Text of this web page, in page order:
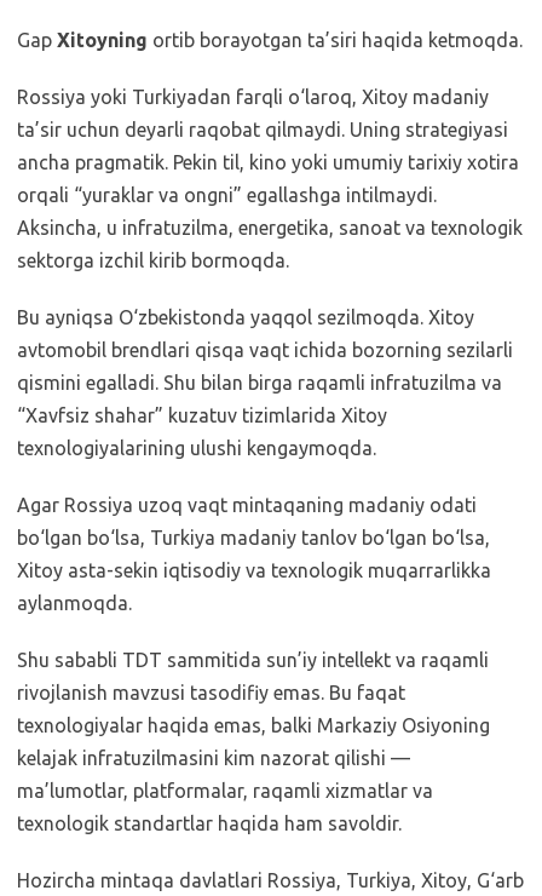
Gap Xitoyning ortib borayotgan ta’siri haqida ketmoqda.
Rossiya yoki Turkiyadan farqli o‘laroq, Xitoy madaniy
ta’sir uchun deyarli raqobat qilmaydi. Uning strategiyasi
ancha pragmatik. Pekin til, kino yoki umumiy tarixiy xotira
orqali “yuraklar va ongni” egallashga intilmaydi.
Aksincha, u infratuzilma, energetika, sanoat va texnologik
sektorga izchil kirib bormoqda.
Bu ayniqsa O‘zbekistonda yaqqol sezilmoqda. Xitoy
avtomobil brendlari qisqa vaqt ichida bozorning sezilarli
qismini egalladi. Shu bilan birga raqamli infratuzilma va
“Xavfsiz shahar” kuzatuv tizimlarida Xitoy
texnologiyalarining ulushi kengaymoqda.
Agar Rossiya uzoq vaqt mintaqaning madaniy odati
bo‘lgan bo‘lsa, Turkiya madaniy tanlov bo‘lgan bo‘lsa,
Xitoy asta-sekin iqtisodiy va texnologik muqarrarlikka
aylanmoqda.
Shu sababli TDT sammitida sun’iy intellekt va raqamli
rivojlanish mavzusi tasodifiy emas. Bu faqat
texnologiyalar haqida emas, balki Markaziy Osiyoning
kelajak infratuzilmasini kim nazorat qilishi —
ma’lumotlar, platformalar, raqamli xizmatlar va
texnologik standartlar haqida ham savoldir.
Hozircha mintaqa davlatlari Rossiya, Turkiya, Xitoy, G‘arb